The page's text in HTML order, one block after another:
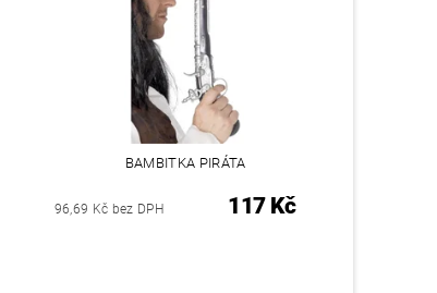
BAMBITKA PIRÁTA
96,69 Kč bez DPH 117 Kč